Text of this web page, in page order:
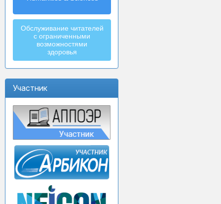
Обслуживание читателей
с ограниченными
возможностями
здоровья
Участник